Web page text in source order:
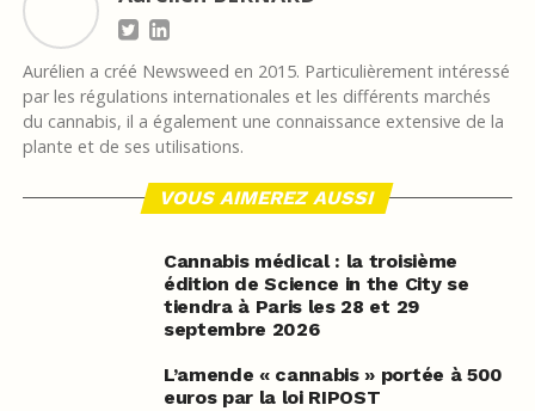
Aurélien a créé Newsweed en 2015. Particulièrement intéressé
par les régulations internationales et les différents marchés
du cannabis, il a également une connaissance extensive de la
plante et de ses utilisations.
VOUS AIMEREZ AUSSI
Cannabis médical : la troisième
édition de Science in the City se
tiendra à Paris les 28 et 29
septembre 2026
L’amende « cannabis » portée à 500
euros par la loi RIPOST